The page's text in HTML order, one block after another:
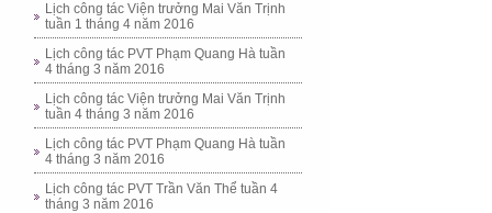
Lịch công tác Viện trưởng Mai Văn Trịnh
tuần 1 tháng 4 năm 2016
Lịch công tác PVT Phạm Quang Hà tuần
4 tháng 3 năm 2016
Lịch công tác Viện trưởng Mai Văn Trịnh
tuần 4 tháng 3 năm 2016
Lịch công tác PVT Phạm Quang Hà tuần
4 tháng 3 năm 2016
Lịch công tác PVT Trần Văn Thể tuần 4
tháng 3 năm 2016